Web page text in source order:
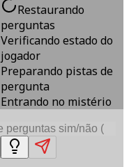
Restaurando
perguntas
Verificando estado do
jogador
Preparando pistas de
pergunta
Entrando no mistério